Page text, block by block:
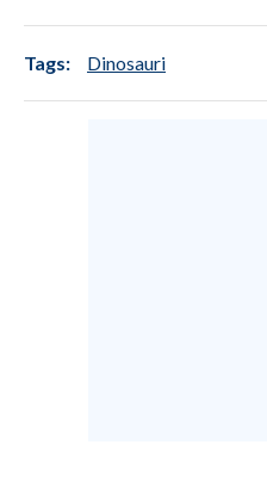
SPIAGGE
STORE
Tags: Dinosauri